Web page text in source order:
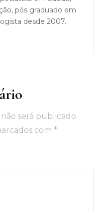
pós graduado em
desde 2007.
será publicado.
com *